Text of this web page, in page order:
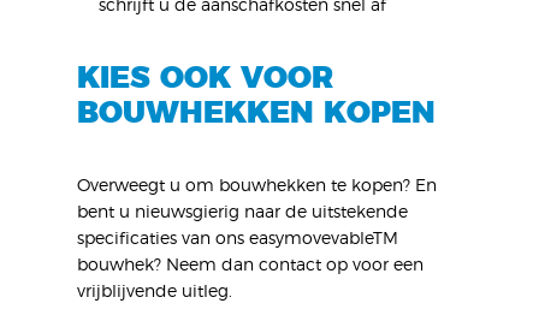
schrijft u de aanschafkosten snel af
KIES OOK VOOR
BOUWHEKKEN KOPEN
Overweegt u om bouwhekken te kopen? En
bent u nieuwsgierig naar de uitstekende
specificaties van ons easymovevableTM
bouwhek? Neem dan contact op voor een
vrijblijvende uitleg.